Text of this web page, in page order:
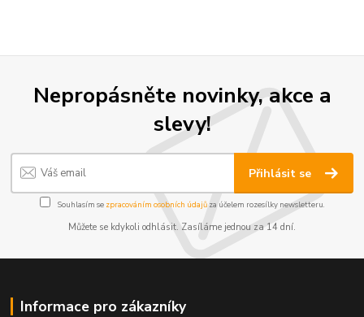
Nepropásněte novinky, akce a
slevy!
Přihlásit se
Souhlasím se zpracováním osobních údajůza účelem rozesílky newsletteru.
Můžete se kdykoli odhlásit. Zasíláme jednou za 14 dní.
Informace pro zákazníky